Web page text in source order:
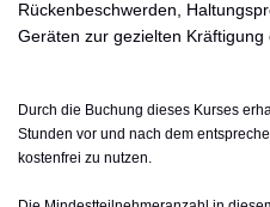
Rückenbeschwerden,
Geräten zur gezielten Kräftigung
Durch die Buchung dieses Kurses
Stunden vor und nach dem
kostenfrei zu nutzen.